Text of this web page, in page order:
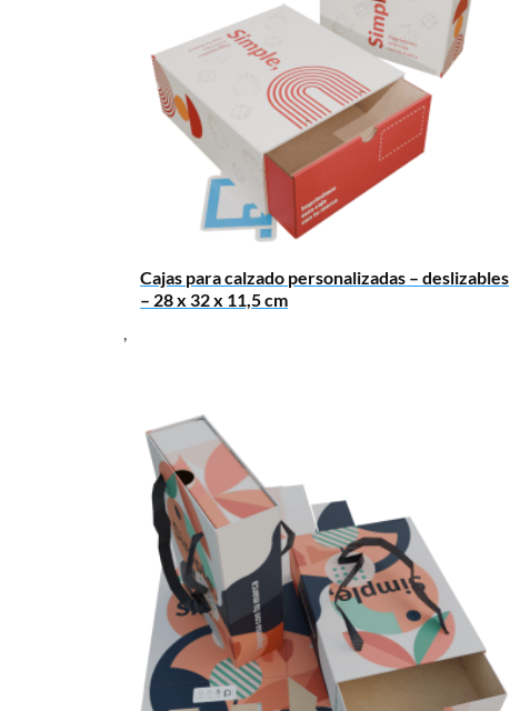
Cajas para calzado personalizadas – deslizables
– 28 x 32 x 11,5 cm
,